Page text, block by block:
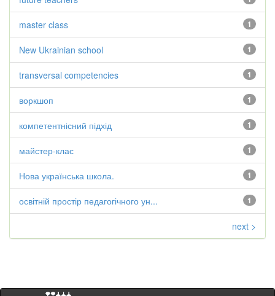
1
master class
1
New Ukrainian school
1
transversal competencies
1
воркшоп
1
компетентнісний підхід
1
майстер-клас
1
Нова українська школа.
1
освітній простір педагогічного ун...
next >